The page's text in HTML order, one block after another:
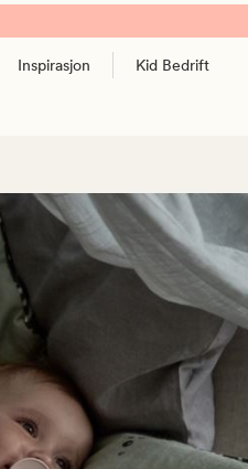
Inspirasjon Kid Bedrift